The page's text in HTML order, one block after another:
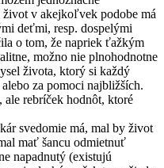
život v akejkoľvek podobe má
deťmi, resp. dospelými
o tom, že napriek ťažkým
možno nie plnohodnotne
života, ktorý si každý
za pomoci najbližších.
ale rebríček hodnôt, ktoré
svedomie má, mal by život
mať šancu odmietnuť
napadnutý (existujú